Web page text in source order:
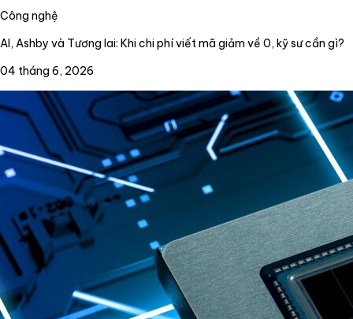
Công nghệ
AI, Ashby và Tương lai: Khi chi phí viết mã giảm về 0, kỹ sư cần gì?
04 tháng 6, 2026